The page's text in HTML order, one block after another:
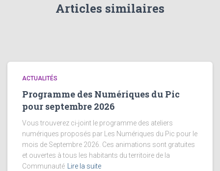
Articles similaires
ACTUALITÉS
Programme des Numériques du Pic
pour septembre 2026
Vous trouverez ci-joint le programme des ateliers
numériques proposés par Les Numériques du Pic pour le
mois de Septembre 2026. Ces animations sont gratuites
et ouvertes à tous les habitants du territoire de la
Communauté Lire la suite